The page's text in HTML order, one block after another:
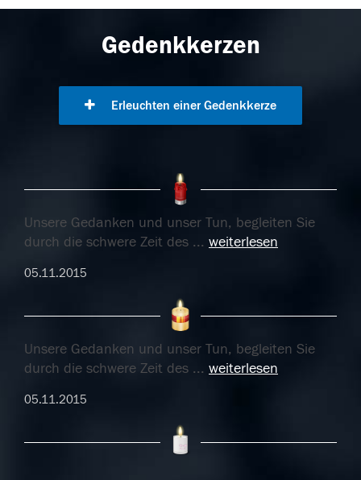
Gedenkkerzen
Erleuchten einer Gedenkkerze
Unsere Gedanken und unser Tun, begleiten Sie
durch die schwere Zeit des ... weiterlesen
05.11.2015
Unsere Gedanken und unser Tun, begleiten Sie
durch die schwere Zeit des ... weiterlesen
05.11.2015